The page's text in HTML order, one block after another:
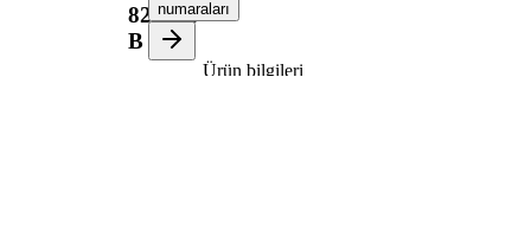
824068
B
numaraları
Ürün bilgileri